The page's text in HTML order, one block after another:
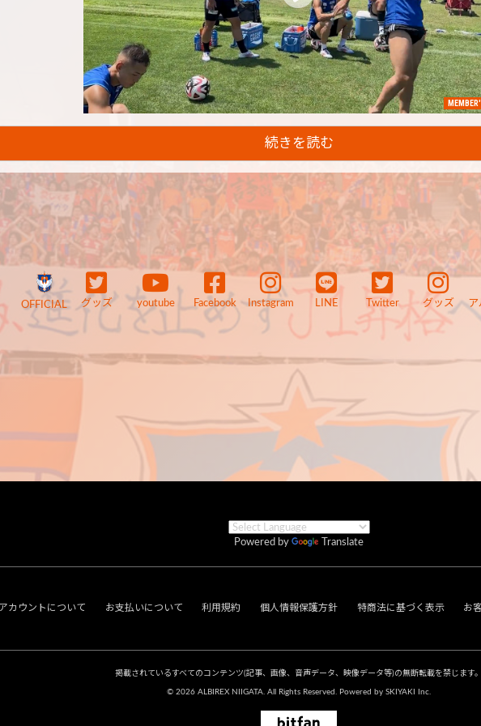
続きを読む
OFFICIAL グッズ youtube Facebook Instagram LINE Twitter グッズ ア
Powered by Translate
アカウントについて お支払いについて 利用規約 個人情報保護方針 特商法に基づく表示 お
掲載されているすべてのコンテンツ(記事、画像、音声データ、映像データ等)の無断転載を禁じます。
© 2026 ALBIREX NIIGATA. All Rights Reserved. Powered by SKIYAKI Inc.